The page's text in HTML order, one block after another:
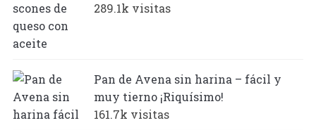
289.1k visitas
Pan de Avena sin harina – fácil y
muy tierno ¡Riquísimo!
161.7k visitas